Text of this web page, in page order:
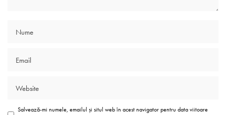
Salvează-mi numele, emailul și situl web în acest navigator pentru data viitoare